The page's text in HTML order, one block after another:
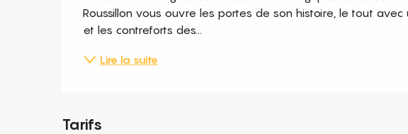
Roussillon vous ouvre les portes de son histoire, le tout
et les contreforts des...
Lire la suite
Tarifs